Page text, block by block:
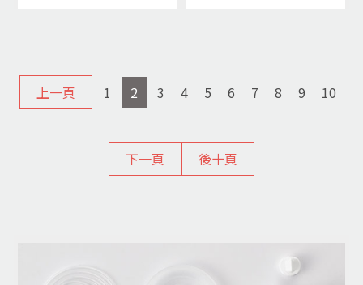
上一頁 1 2 3 4 5 6 7 8 9 10
下一頁 後十頁